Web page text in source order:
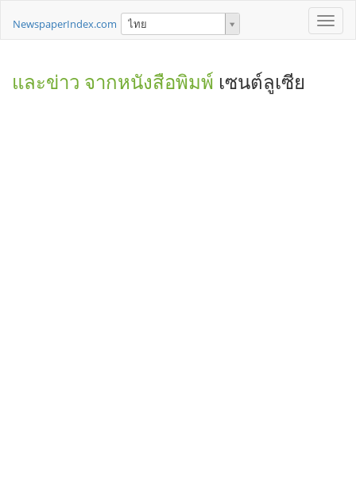
Toggle
NewspaperIndex.com ไทย
และข่าว จากหนังสือพิมพ์ เซนต์ลูเซีย